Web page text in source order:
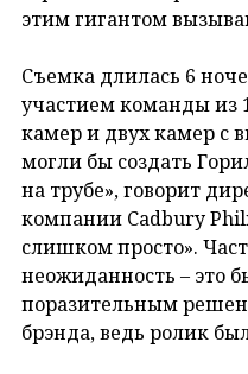
этим гигантом
Съемка длилась 6
участием команды из
камер и двух камер с
могли бы создать
на трубе», говорит
компании Cadbury
слишком просто».
неожиданность – это
поразительным
брэнда, ведь ролик